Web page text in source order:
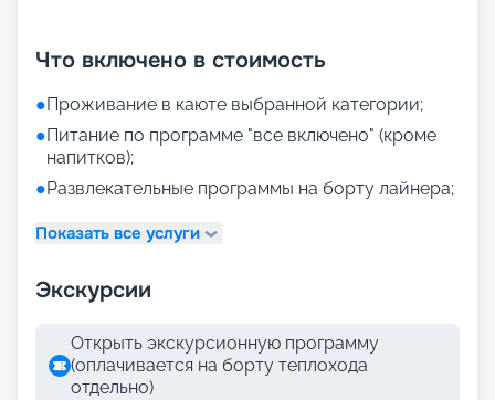
Что включено в стоимость
●Проживание в каюте выбранной категории;
●Питание по программе "все включено" (кроме
напитков);
●Развлекательные программы на борту лайнера;
Показать все услуги
Экскурсии
Открыть экскурсионную программу
(оплачивается на борту теплохода
отдельно)